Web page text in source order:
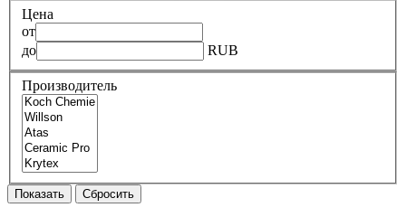
Цена
от
до
RUB
Производитель